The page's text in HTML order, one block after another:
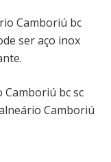
Camboriú bc
ser aço inox
Camboriú bc sc
Camboriú